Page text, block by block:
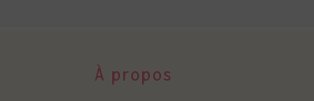
À propos